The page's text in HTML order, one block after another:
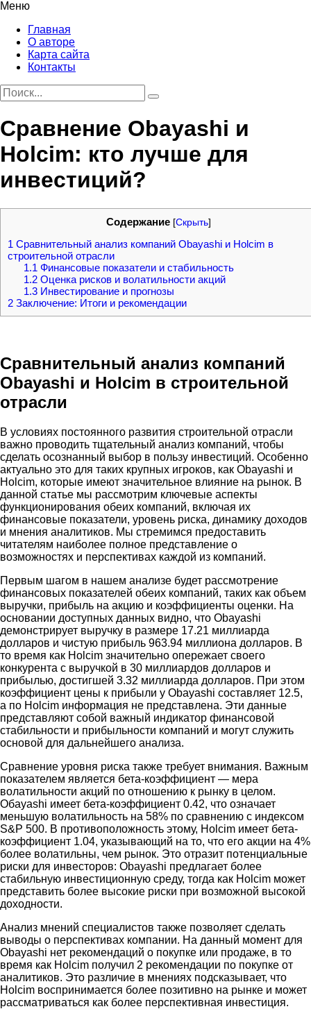
Меню
Главная
О авторе
Карта сайта
Контакты
Сравнение Obayashi и
Holcim: кто лучше для
инвестиций?
Содержание [Скрыть]
1 Сравнительный анализ компаний Obayashi и Holcim в
строительной отрасли
1.1 Финансовые показатели и стабильность
1.2Оценка рисков и волатильности акций
1.3Инвестирование и прогнозы
2 Заключение: Итоги и рекомендации
Сравнительный анализ компаний
Obayashi и Holcim в строительной
отрасли
В условиях постоянного развития строительной отрасли
важно проводить тщательный анализ компаний, чтобы
сделать осознанный выбор в пользу инвестиций. Особенно
актуально это для таких крупных игроков, как Obayashi и
Holcim, которые имеют значительное влияние на рынок. В
данной статье мы рассмотрим ключевые аспекты
функционирования обеих компаний, включая их
финансовые показатели, уровень риска, динамику доходов
и мнения аналитиков. Мы стремимся предоставить
читателям наиболее полное представление о
возможностях и перспективах каждой из компаний.
Первым шагом в нашем анализе будет рассмотрение
финансовых показателей обеих компаний, таких как объем
выручки, прибыль на акцию и коэффициенты оценки. На
основании доступных данных видно, что Obayashi
демонстрирует выручку в размере 17.21 миллиарда
долларов и чистую прибыль 963.94 миллиона долларов. В
то время как Holcim значительно опережает своего
конкурента с выручкой в 30 миллиардов долларов и
прибылью, достигшей 3.32 миллиарда долларов. При этом
коэффициент цены к прибыли у Obayashi составляет 12.5,
а по Holcim информация не представлена. Эти данные
представляют собой важный индикатор финансовой
стабильности и прибыльности компаний и могут служить
основой для дальнейшего анализа.
Сравнение уровня риска также требует внимания. Важным
показателем является бета-коэффициент — мера
волатильности акций по отношению к рынку в целом.
Обayashi имеет бета-коэффициент 0.42, что означает
меньшую волатильность на 58% по сравнению с индексом
S&P 500. В противоположность этому, Holcim имеет бета-
коэффициент 1.04, указывающий на то, что его акции на 4%
более волатильны, чем рынок. Это отразит потенциальные
риски для инвесторов: Obayashi предлагает более
стабильную инвестиционную среду, тогда как Holcim может
представить более высокие риски при возможной высокой
доходности.
Анализ мнений специалистов также позволяет сделать
выводы о перспективах компании. На данный момент для
Obayashi нет рекомендаций о покупке или продаже, в то
время как Holcim получил 2 рекомендации по покупке от
аналитиков. Это различие в мнениях подсказывает, что
Holcim воспринимается более позитивно на рынке и может
рассматриваться как более перспективная инвестиция.